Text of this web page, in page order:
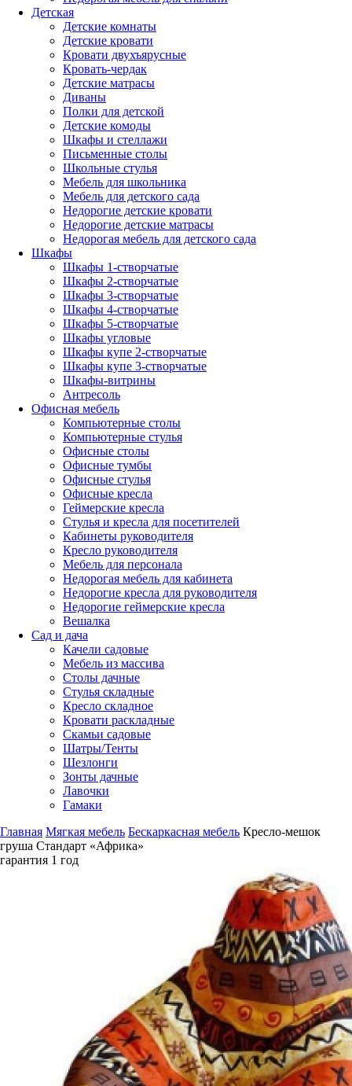
Детская
Детские комнаты
Детские кровати
Кровати двухъярусные
Кровать-чердак
Детские матрасы
Диваны
Полки для детской
Детские комоды
Шкафы и стеллажи
Письменные столы
Школьные стулья
Мебель для школьника
Мебель для детского сада
Недорогие детские кровати
Недорогие детские матрасы
Недорогая мебель для детского сада
Шкафы
Шкафы 1-створчатые
Шкафы 2-створчатые
Шкафы 3-створчатые
Шкафы 4-створчатые
Шкафы 5-створчатые
Шкафы угловые
Шкафы купе 2-створчатые
Шкафы купе 3-створчатые
Шкафы-витрины
Антресоль
Офисная мебель
Компьютерные столы
Компьютерные стулья
Офисные столы
Офисные тумбы
Офисные стулья
Офисные кресла
Геймерские кресла
Стулья и кресла для посетителей
Кабинеты руководителя
Кресло руководителя
Мебель для персонала
Недорогая мебель для кабинета
Недорогие кресла для руководителя
Недорогие геймерские кресла
Вешалка
Сад и дача
Качели садовые
Мебель из массива
Столы дачные
Стулья складные
Кресло складное
Кровати раскладные
Скамьи садовые
Шатры/Тенты
Шезлонги
Зонты дачные
Лавочки
Гамаки
Главная Мягкая мебель Бескаркасная мебель Кресло-мешок
груша Стандарт «Африка»
гарантия 1 год